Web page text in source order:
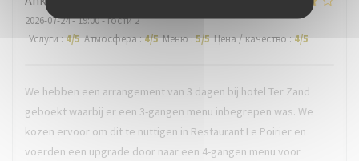
2026-07-24- 19:00 - гости 2
Услуги:4/5 Атмосфера:4/5 Меню:5/5 Цена / качество:4/5
We hebben een arrangement van 3 dagen bij hotel Ter Zand
geboekt waarbij er een 3-gangen menu inbegrepen was. We
kozen ervoor om dit te nuttigen in Restaurant Le Poirier en
voerden een upgrade door naar een 4-gangen menu voor